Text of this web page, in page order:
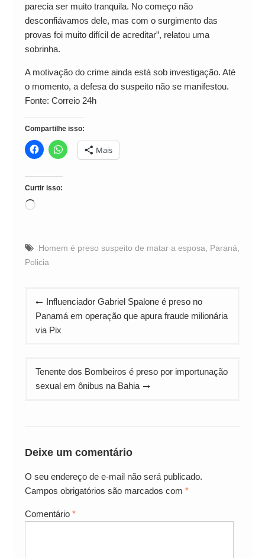
parecia ser muito tranquila. No começo não
desconfiávamos dele, mas com o surgimento das
provas foi muito difícil de acreditar”, relatou uma
sobrinha.
A motivação do crime ainda está sob investigação. Até
o momento, a defesa do suspeito não se manifestou.
Fonte: Correio 24h
Compartilhe isso:
Mais
Curtir isso:
Carregando...
Homem é preso suspeito de matar a esposa Paraná
Policia
Navegação
de
Post
Influenciador Gabriel Spalone é preso no
Panamá em operação que apura fraude milionária
via Pix
Tenente dos Bombeiros é preso por importunação
sexual em ônibus na Bahia
Deixe um comentário
O seu endereço de e-mail não será publicado.
Campos obrigatórios são marcados com *
Comentário *